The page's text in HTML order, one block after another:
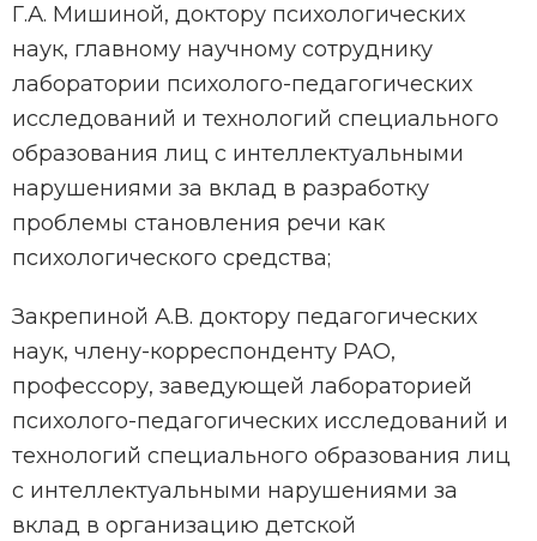
Г.А. Мишиной, доктору психологических
наук, главному научному сотруднику
лаборатории психолого-педагогических
исследований и технологий специального
образования лиц с интеллектуальными
нарушениями за вклад в разработку
проблемы становления речи как
психологического средства;
Закрепиной А.В. доктору педагогических
наук, члену-корреспонденту РАО,
профессору, заведующей лабораторией
психолого-педагогических исследований и
технологий специального образования лиц
с интеллектуальными нарушениями за
вклад в организацию детской